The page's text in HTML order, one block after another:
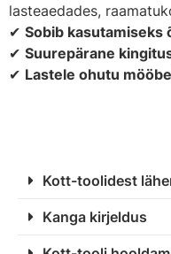
lasteaedades,
✔ Sobib kasutamiseks
✔ Suurepärane
✔ Lastele ohutu
Kott-toolidest
Kanga kirjeldus